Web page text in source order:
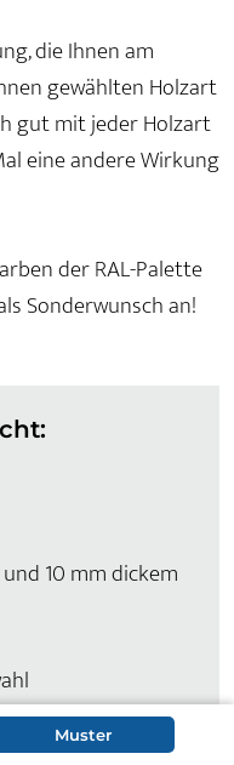
die Ihnen am
gewählten Holzart
gut mit jeder Holzart
eine andere Wirkung
der RAL-Palette
Sonderwunsch an!
10 mm dickem
Muster